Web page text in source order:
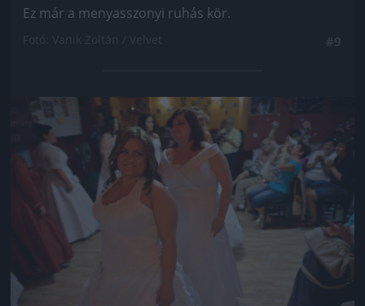
Ez már a menyasszonyi ruhás kör.
Jön még kép!